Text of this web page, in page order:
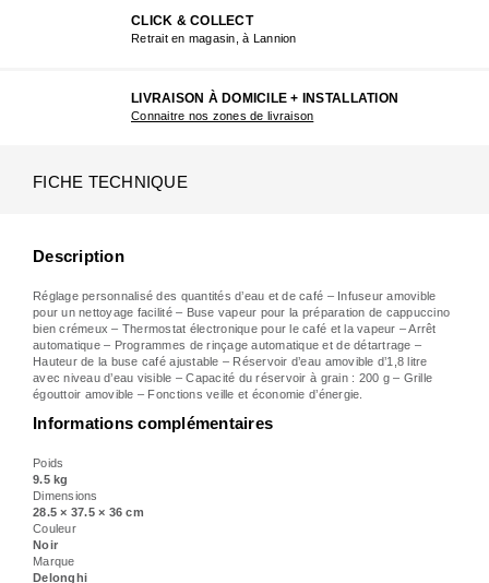
CLICK & COLLECT
Retrait en magasin, à Lannion
LIVRAISON À DOMICILE + INSTALLATION
Connaitre nos zones de livraison
FICHE TECHNIQUE
Description
Réglage personnalisé des quantités d’eau et de café – Infuseur amovible
pour un nettoyage facilité – Buse vapeur pour la préparation de cappuccino
bien crémeux – Thermostat électronique pour le café et la vapeur – Arrêt
automatique – Programmes de rinçage automatique et de détartrage –
Hauteur de la buse café ajustable – Réservoir d’eau amovible d’1,8 litre
avec niveau d’eau visible – Capacité du réservoir à grain : 200 g – Grille
égouttoir amovible – Fonctions veille et économie d’énergie.
Informations complémentaires
Poids
9.5 kg
Dimensions
28.5 × 37.5 × 36 cm
Couleur
Noir
Marque
Delonghi